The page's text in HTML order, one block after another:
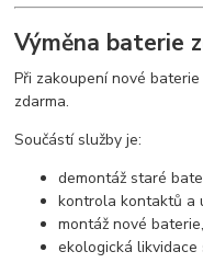
Výměna baterie
Při zakoupení nové
zdarma.
Součástí služby je:
demontáž staré
kontrola kontaktů a
montáž nové baterie,
ekologická